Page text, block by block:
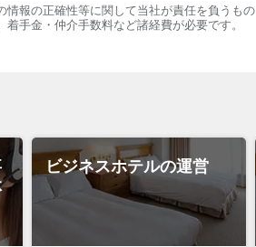
報の正確性等に関して当社が責任を負うもの
手金・仲介手数料など諸経費が必要です。
ビジネスホテルの運営